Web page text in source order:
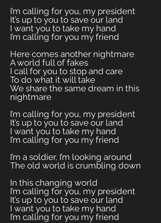
I’m calling for you, my president
It’s up to you to save our land
I want you to take my hand
I’m calling for you my friend
Here comes another nightmare
A world full of fakes
I call for you to stop and care
To do what it will take
We share the same dream in this
nightmare
I’m calling for you, my president
It’s up to you to save our land
I want you to take my hand
I’m calling for you my friend
I’m a soldier, I’m looking around
The old world is crumbling down
In this changing world
I’m calling for you, my president
It’s up to you to save our land
I want you to take my hand
I’m calling for you my friend